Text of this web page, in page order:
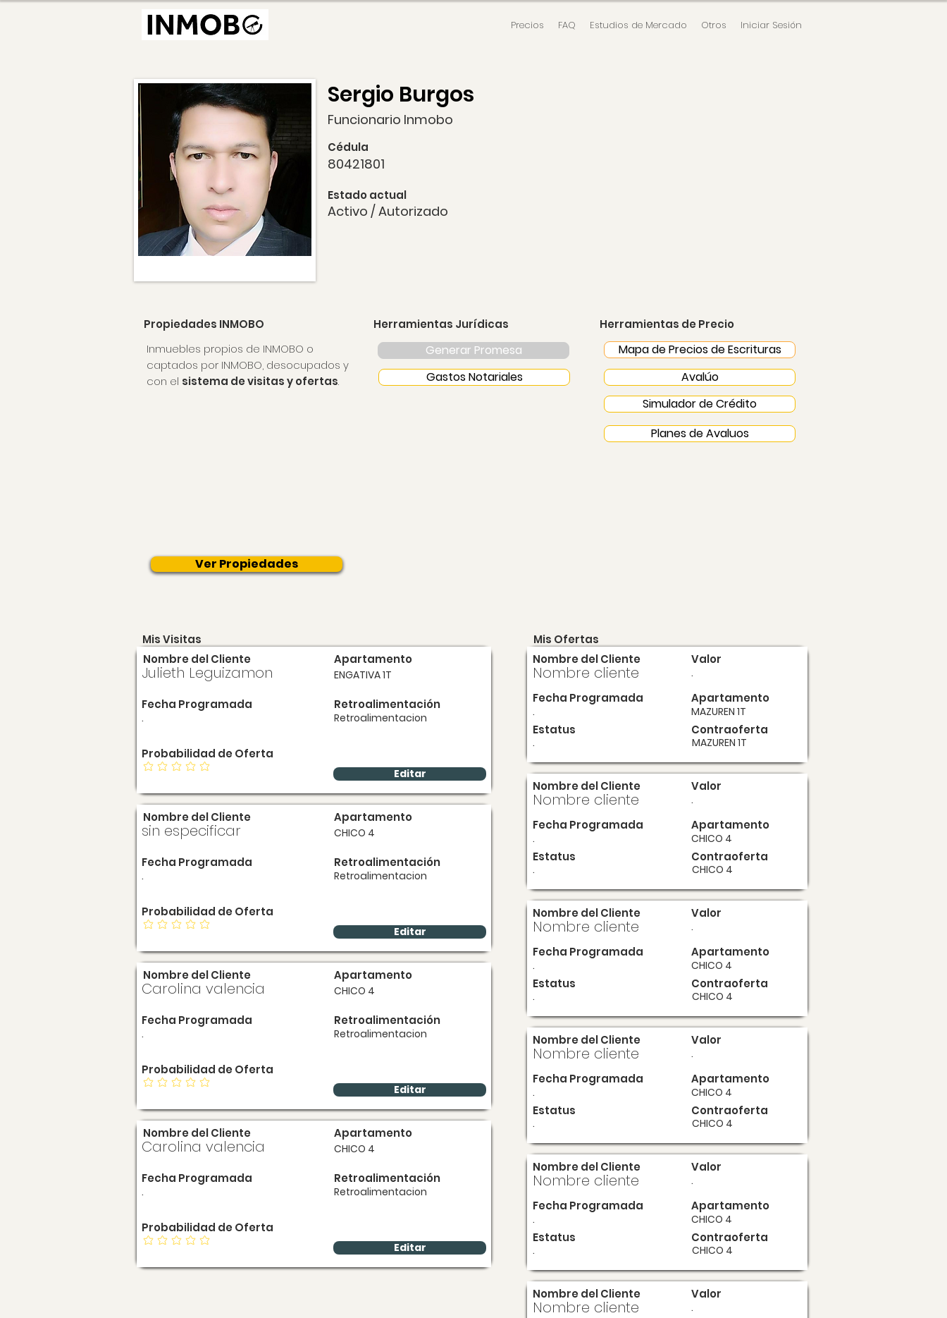
Precios FAQ Estudios de Mercado Otros Iniciar Sesión
Sergio Burgos
Funcionario Inmobo
Cédula
80421801
Estado actual
Activo / Autorizado
Propiedades INMOBO
Inmuebles propios de INMOBO o
captados por INMOBO, desocupados y
con el sistema de visitas y ofertas.
Ver Propiedades
Herramientas Jurídicas
Generar Promesa
Gastos Notariales
Herramientas de Precio
Mapa de Precios de Escrituras
Avalúo
Simulador de Crédito
Planes de Avaluos
Mis Visitas
Nombre del Cliente
Julieth Leguizamon
Apartamento
ENGATIVA 1T
Fecha Programada
.
Retroalimentación
Retroalimentacion
Probabilidad de Oferta
Editar
Nombre del Cliente
sin especificar
Apartamento
CHICO 4
Fecha Programada
.
Retroalimentación
Retroalimentacion
Probabilidad de Oferta
Editar
Nombre del Cliente
Carolina valencia
Apartamento
CHICO 4
Fecha Programada
.
Retroalimentación
Retroalimentacion
Probabilidad de Oferta
Editar
Nombre del Cliente
Carolina valencia
Apartamento
CHICO 4
Fecha Programada
.
Retroalimentación
Retroalimentacion
Probabilidad de Oferta
Editar
Mis Ofertas
Nombre del Cliente
Nombre cliente
Valor
.
Fecha Programada Apartamento
. MAZUREN 1T
Estatus
. MAZUREN 1T
Contraoferta
Nombre del Cliente
Nombre cliente
Valor
.
Fecha Programada Apartamento
. CHICO 4
Estatus
. CHICO 4
Contraoferta
Nombre del Cliente
Nombre cliente
Valor
.
Fecha Programada Apartamento
. CHICO 4
Estatus
. CHICO 4
Contraoferta
Nombre del Cliente
Nombre cliente
Valor
.
Fecha Programada Apartamento
. CHICO 4
Estatus
. CHICO 4
Contraoferta
Nombre del Cliente
Nombre cliente
Valor
.
Fecha Programada Apartamento
. CHICO 4
Estatus
. CHICO 4
Contraoferta
Nombre del Cliente
Nombre cliente
Valor
.